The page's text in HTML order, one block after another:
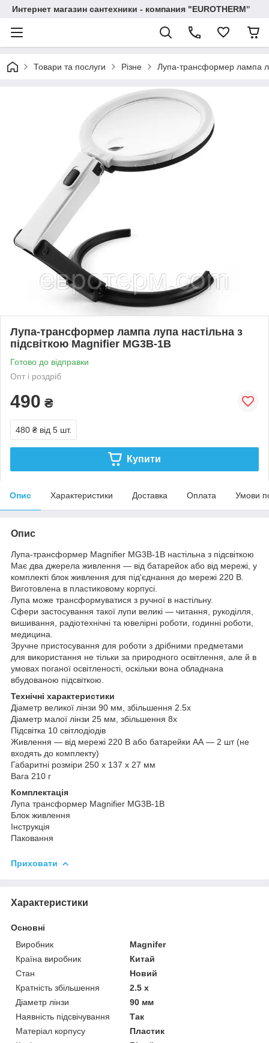
Интернет магазин сантехники - компания "EUROTHERM"
Товари та послуги Різне Лупа-трансформер лампа
Лупа-трансформер лампа лупа настільна з
підсвіткою Magnifier MG3B-1B
Готово до відправки
Опт і роздріб
490 ₴
480 ₴ від 5 шт.
Купити
Опис Характеристики Доставка Оплата Умови
Опис
Лупа-трансформер Magnifier MG3B-1B настільна з підсвіткою
Має два джерела живлення — від батарейок або від мережі, у
комплекті блок живлення для під'єднання до мережі 220 В.
Виготовлена в пластиковому корпусі.
Лупа може трансформуватися з ручної в настільну.
Сфери застосування такої лупи великі — читання, рукоділля,
вишивання, радіотехнічні та ювелірні роботи, годинні роботи,
медицина.
Зручне пристосування для роботи з дрібними предметами
для використання не тільки за природного освітлення, але й в
умовах поганої освітленості, оскільки вона обладнана
вбудованою підсвіткою.
Технічні характеристики
Діаметр великої лінзи 90 мм, збільшення 2.5х
Діаметр малої лінзи 25 мм, збільшення 8х
Підсвітка 10 світлодіодів
Живлення — від мережі 220 В або батарейки АА — 2 шт (не
входять до комплекту)
Габаритні розміри 250 х 137 х 27 мм
Вага 210 г
Комплектація
Лупа трансформер Magnifier MG3B-1B
Блок живлення
Інструкція
Паковання
Приховати
Характеристики
Основні
Виробник
Magnifer
Країна виробник
Китай
Стан
Новий
Кратність збільшення
2.5 х
Діаметр лінзи
90 мм
Наявність підсвічування
Так
Матеріал корпусу
Пластик